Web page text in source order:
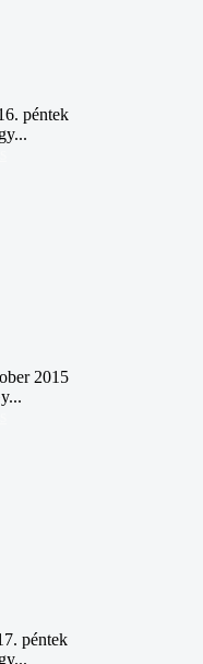
péntek
2015
péntek